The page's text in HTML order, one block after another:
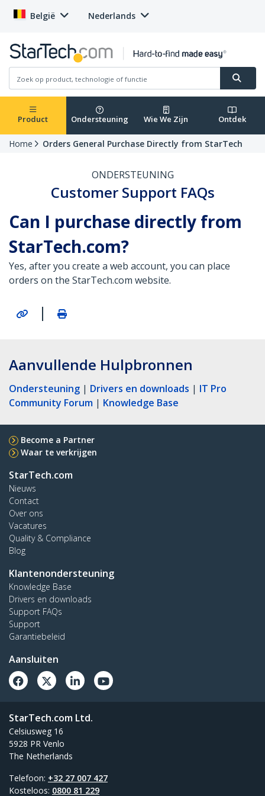
België Nederlands
Product Ondersteuning Wie We Zijn Ontdek
Home Orders General Purchase Directly from StarTech
ONDERSTEUNING
Customer Support FAQs
Can I purchase directly from
StarTech.com?
Yes, after you create a web account, you can place
orders on the StarTech.com website.
|
Aanvullende Hulpbronnen
Ondersteuning | Drivers en downloads | IT Pro
Community Forum | Knowledge Base
Become a Partner
Waar te verkrijgen
StarTech.com
Nieuws
Contact
Over ons
Vacatures
Quality & Compliance
Blog
Klantenondersteuning
Knowledge Base
Drivers en downloads
Support FAQs
Support
Garantiebeleid
Aansluiten
StarTech.com Ltd.
Celsiusweg 16
5928 PR Venlo
The Netherlands
Telefoon: +32 27 007 427
Kosteloos: 0800 81 229